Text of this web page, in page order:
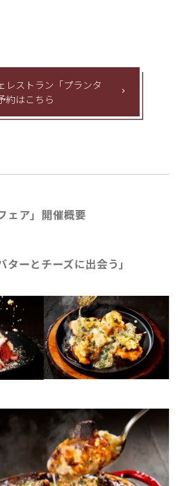
レストラン「プランタ
約はこちら
ェア」開催概要
ターとチーズに出会う」